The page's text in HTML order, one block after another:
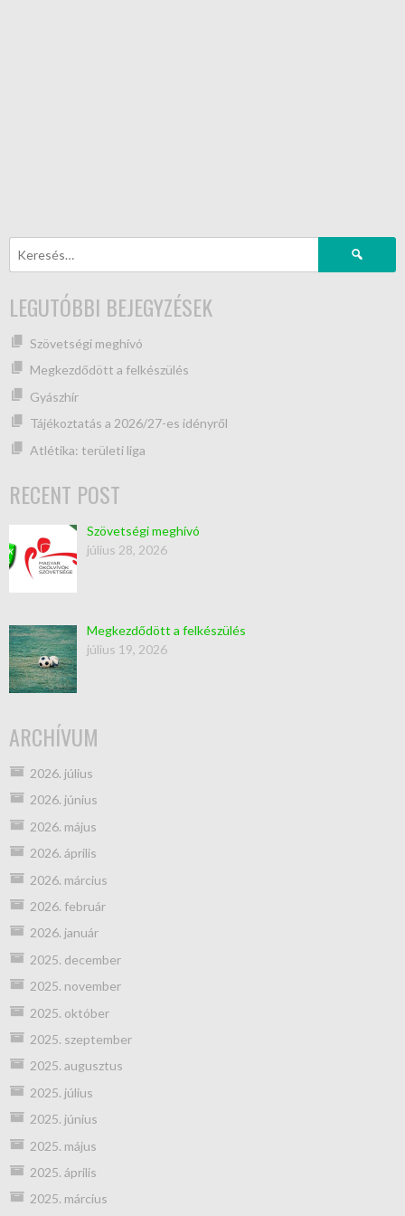
LEGUTÓBBI BEJEGYZÉSEK
Szövetségi meghívó
Megkezdődött a felkészülés
Gyászhír
Tájékoztatás a 2026/27-es idényről
Atlétika: területi liga
RECENT POST
Szövetségi meghívó
július 28, 2026
Megkezdődött a felkészülés
július 19, 2026
ARCHÍVUM
2026. július
2026. június
2026. május
2026. április
2026. március
2026. február
2026. január
2025. december
2025. november
2025. október
2025. szeptember
2025. augusztus
2025. július
2025. június
2025. május
2025. április
2025. március